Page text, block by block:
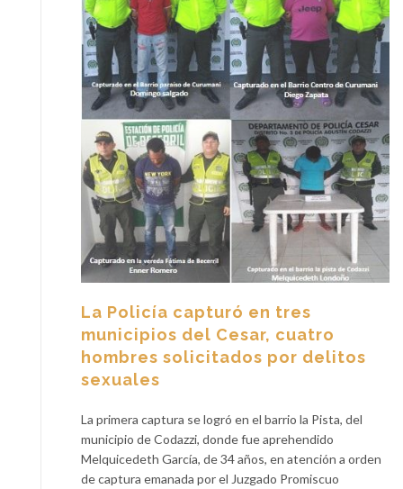
La Policía capturó en tres
municipios del Cesar, cuatro
hombres solicitados por delitos
sexuales
La primera captura se logró en el barrio la Pista, del
municipio de Codazzi, donde fue aprehendido
Melquicedeth García, de 34 años, en atención a orden
de captura emanada por el Juzgado Promiscuo